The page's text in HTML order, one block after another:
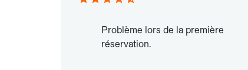
Problème lors de la première
réservation.